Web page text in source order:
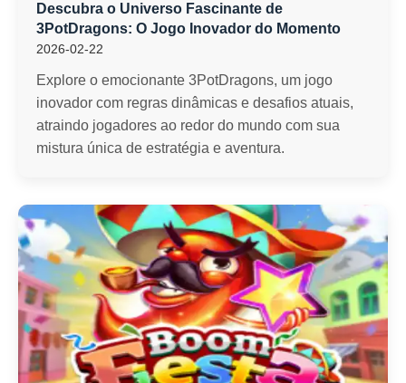
Descubra o Universo Fascinante de
3PotDragons: O Jogo Inovador do Momento
2026-02-22
Explore o emocionante 3PotDragons, um jogo
inovador com regras dinâmicas e desafios atuais,
atraindo jogadores ao redor do mundo com sua
mistura única de estratégia e aventura.